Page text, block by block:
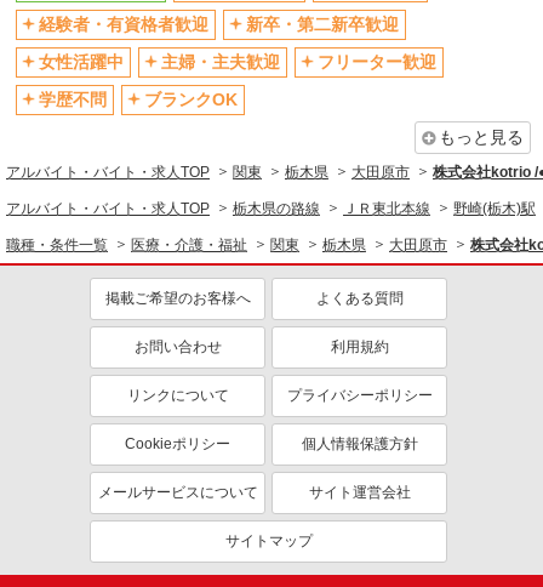
社会保険あり
産休・育休取得実績あり
退職金・財形貯蓄制度あり
各種手当（家族・役職・インセン
ティブなど）あり
制服貸与
同じ職種から求人を探す
介護職・ヘルパー
同じ特徴から求人を探す
ミドル（40代～）活躍中
ボーナス・賞与あり
交通費支給
社会保険あり
産休・育休取得実績あり
経験者・有資格者歓迎
新卒・第二新卒歓迎
女性活躍中
主婦・主夫歓迎
フリーター歓迎
学歴不問
ブランクOK
もっと見る
アルバイト・バイト・求人TOP 関東 栃木県 大田原市 株式会社kotrio /
アルバイト・バイト・求人TOP 栃木県の路線 ＪＲ東北本線 野崎(栃木)駅
職種・条件一覧 医療・介護・福祉 関東 栃木県 大田原市 株式会社
掲載ご希望のお客様へ よくある質問
お問い合わせ 利用規約
リンクについて プライバシーポリシー
Cookieポリシー 個人情報保護方針
メールサービスについて サイト運営会社
サイトマップ